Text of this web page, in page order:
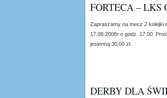
FORTECA – LKS
Zapraszamy na mecz 2 kolejki
17.08.2008r o godz. 17.00.
jesienną 30,00 zł.
DERBY DLA